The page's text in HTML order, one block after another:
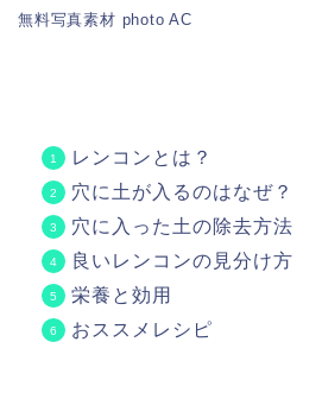
無料写真素材 photo AC
レンコンとは？
穴に土が入るのはなぜ？
穴に入った土の除去方法
良いレンコンの見分け方
栄養と効用
おススメレシピ